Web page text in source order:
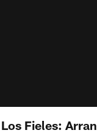
Fieles: